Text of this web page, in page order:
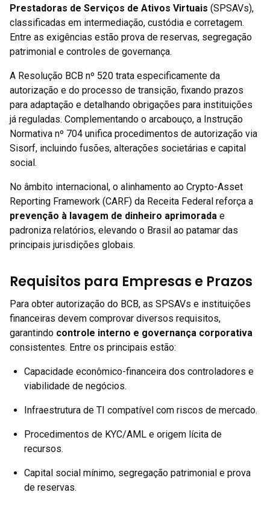
Prestadoras de Serviços de Ativos Virtuais (SPSAVs),
classificadas em intermediação, custódia e corretagem.
Entre as exigências estão prova de reservas, segregação
patrimonial e controles de governança.
A Resolução BCB nº 520 trata especificamente da
autorização e do processo de transição, fixando prazos
para adaptação e detalhando obrigações para instituições
já reguladas. Complementando o arcabouço, a Instrução
Normativa nº 704 unifica procedimentos de autorização via
Sisorf, incluindo fusões, alterações societárias e capital
social.
No âmbito internacional, o alinhamento ao Crypto-Asset
Reporting Framework (CARF) da Receita Federal reforça a
prevenção à lavagem de dinheiro aprimorada e
padroniza relatórios, elevando o Brasil ao patamar das
principais jurisdições globais.
Requisitos para Empresas e Prazos
Para obter autorização do BCB, as SPSAVs e instituições
financeiras devem comprovar diversos requisitos,
garantindo controle interno e governança corporativa
consistentes. Entre os principais estão:
Capacidade econômico-financeira dos controladores e
viabilidade de negócios.
Infraestrutura de TI compatível com riscos de mercado.
Procedimentos de KYC/AML e origem lícita de
recursos.
Capital social mínimo, segregação patrimonial e prova
de reservas.